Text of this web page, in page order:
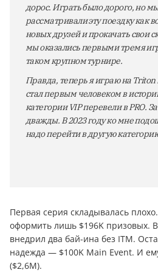
дорос. Играть было дорого, но
рассматривали эту поездку как
новых друзей и прокачать свои
мы оказались первыми тремя
таком крупном турнире.
Правда, теперь я играю на
стал первым человеком в
категории VIP перевели в PRO.
дважды. В 2023 году ко мне
надо перейти в другую
Первая серия складывалась
оформить лишь $196K призовых.
внедрил два бай-ина без ITM.
надежда — $100K Main Event. И
($2,6M).